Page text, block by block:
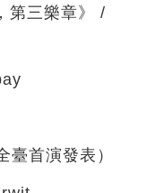
第三樂章》 /
臺首演發表）